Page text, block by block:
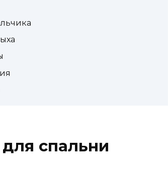
спальни